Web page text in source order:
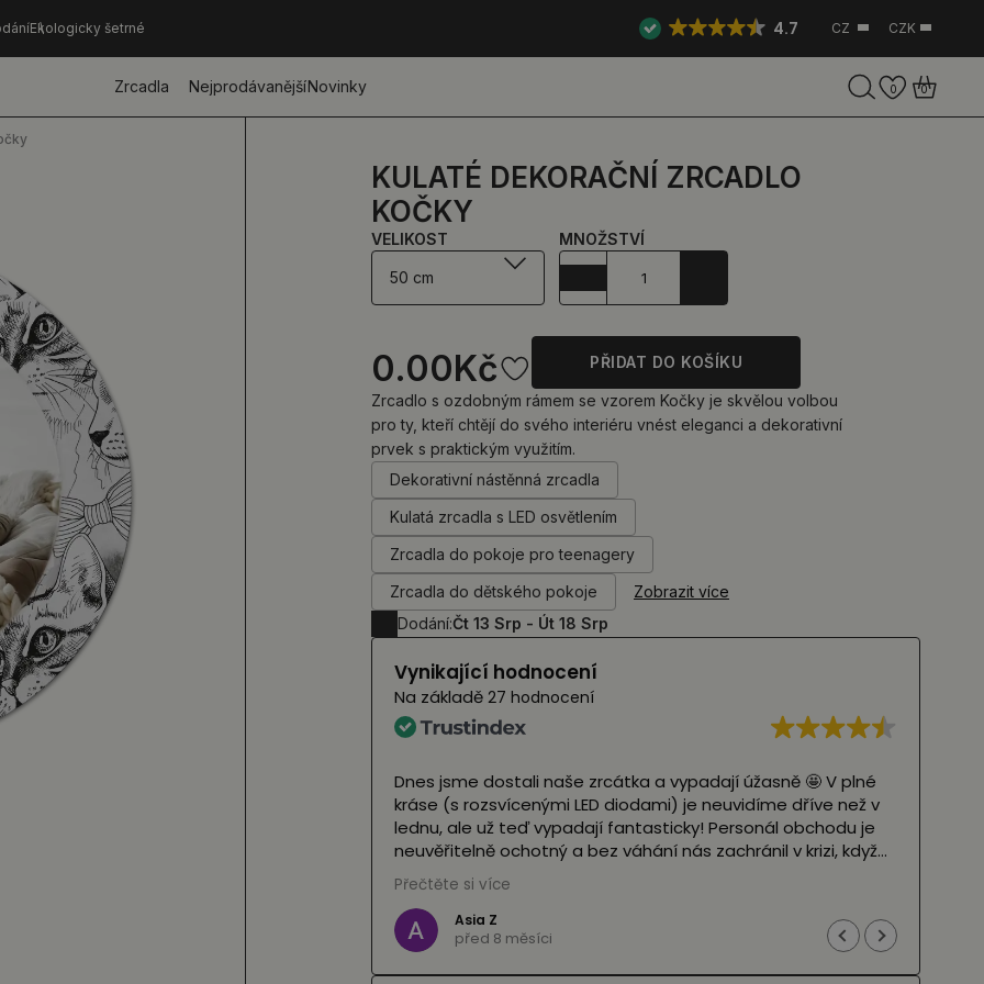
Ekologicky šetrné 4.7 CZ CZK
Zrcadla NejprodávanějšíNovinky 0 0
KULATÉ DEKORAČNÍ ZRCADLO
KOČKY
VELIKOST
50 cm
MNOŽSTVÍ
0.00Kč PŘIDAT DO KOŠÍKU
Zrcadlo s ozdobným rámem se vzorem Kočky je skvělou volbou
pro ty, kteří chtějí do svého interiéru vnést eleganci a dekorativní
prvek s praktickým využitím.
Dekorativní nástěnná zrcadla
Kulatá zrcadla s LED osvětlením
Zrcadla do pokoje pro teenagery
Zrcadla do dětského pokoje
Zobrazit více
Dodání:Čt 13 Srp - Út 18 Srp
Vynikající hodnocení
Na základě 27 hodnocení
Zrcadla byla odeslána rychle, v souladu s termínem
uvedeným na webových stránkách. Zásilka byla dobře
zabalená a velmi bezpečná a samotná zrcadla vypadají
krásně. Doporučuji je :)
(Přeloženo Google,
Přečtěte si více
Magdalena K
před 9 měsíci